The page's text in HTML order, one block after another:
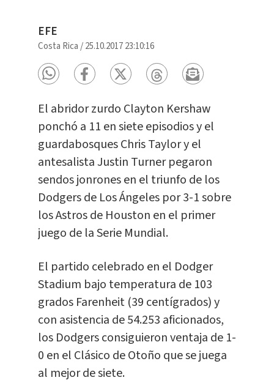
EFE
Costa Rica /25.10.2017 23:10:16
El abridor zurdo Clayton Kershaw
ponchó a 11 en siete episodios y el
guardabosques Chris Taylor y el
antesalista Justin Turner pegaron
sendos jonrones en el triunfo de los
Dodgers de Los Ángeles por 3-1 sobre
los Astros de Houston en el primer
juego de la Serie Mundial.
El partido celebrado en el Dodger
Stadium bajo temperatura de 103
grados Farenheit (39 centígrados) y
con asistencia de 54.253 aficionados,
los Dodgers consiguieron ventaja de 1-
0 en el Clásico de Otoño que se juega
al mejor de siete.